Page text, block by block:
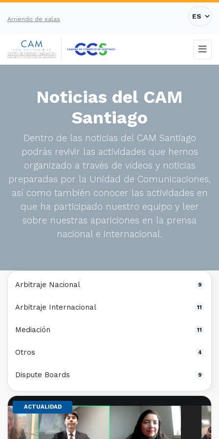
Arriendo de salas
Noticias del CAM
Santiago
Dentro de las noticias del CAM Santiago
podrás revivir las actividades que hemos
organizado a través de vídeos y noticias
preparadas por la Unidad de Comunicaciones,
así como también conocer las actividades en
que ha participado nuestro equipo y leer
sobre nuestras apariciones en la prensa
nacional e internacional.
ACTUALIDAD
Arbitraje Nacional 9
Arbitraje Internacional 11
Mediación 11
Otros 4
Dispute Boards 9